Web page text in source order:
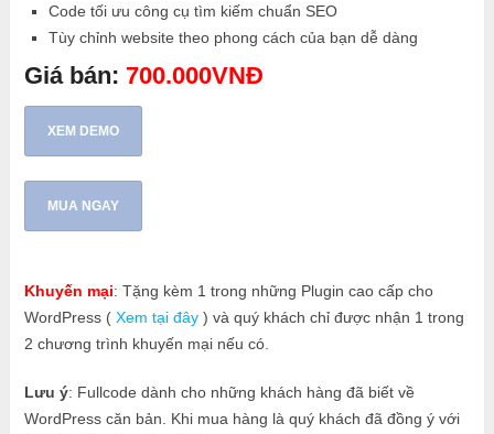
Code tối ưu công cụ tìm kiếm chuẩn SEO
Tùy chỉnh website theo phong cách của bạn dễ dàng
Giá bán: 700.000VNĐ
XEM DEMO
MUA NGAY
Khuyến mại: Tặng kèm 1 trong những Plugin cao cấp cho
WordPress ( Xem tại đây) và quý khách chỉ được nhận 1 trong
2 chương trình khuyến mại nếu có.
Lưu ý: Fullcode dành cho những khách hàng đã biết về
WordPress căn bản. Khi mua hàng là quý khách đã đồng ý với